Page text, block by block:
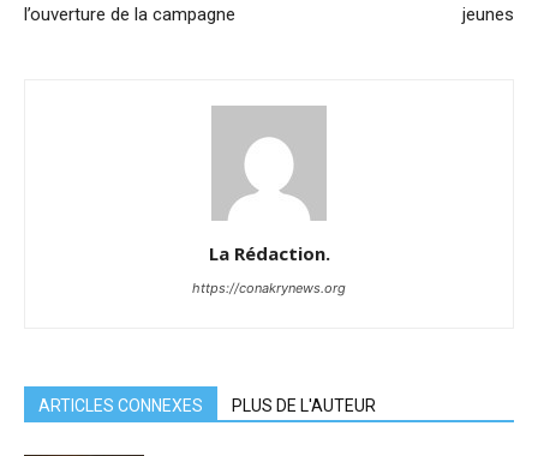
l’ouverture de la campagne
jeunes
La Rédaction.
https://conakrynews.org
ARTICLES CONNEXES PLUS DE L'AUTEUR